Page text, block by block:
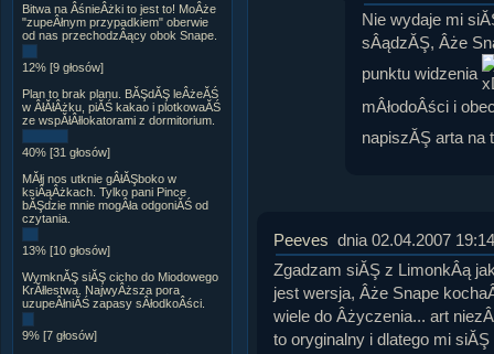
Bitwa na ÂśnieÂżki to jest to! MoÂże
"zupeÂłnym przypadkiem" oberwie
od nas przechodzÂący obok Snape.
12% [9 głosów]
Plan to brak planu. BĂŞdĂŞ leÂżeĂŚ
w ÂłĂłÂżku, piĂŚ kakao i plotkowaĂŚ
ze wspĂłÂłlokatorami z dormitorium.
40% [31 głosów]
MĂłj nos utknie gÂłĂŞboko w
ksiÂąÂżkach. Tylko pani Pince
bĂŞdzie mnie mogÂła odgoniĂŚ od
czytania.
13% [10 głosów]
WymknĂŞ siĂŞ cicho do Miodowego
KrĂłlestwa. NajwyÂższa pora
uzupeÂłniĂŚ zapasy sÂłodkoÂści.
9% [7 głosów]
Nie wydaje mi
sÂądzĂŞ, Âże
punktu widzenia
mÂłodoÂści i
napiszĂŞ arta na
Peeves dnia 02.04.2007 19:14
Zgadzam siĂŞ z LimonkÂą
jest wersja, Âże Snape
wiele do Âżyczenia... art
to oryginalny i dlatego mi siĂŞ